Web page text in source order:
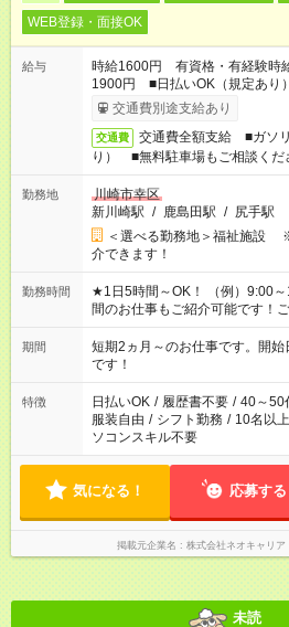
WEB登録・面接OK
給与
時給1600円 有資格・有経験時
1900円 ■日払いOK（規定あり
交通費別途支給あり
交通費
交通費全額支給 ■ガソ
り） ■無料駐車場もご相談くだ
勤務地
川崎市幸区
新川崎駅 / 鹿島田駅 / 尻手駅
＜選べる勤務地＞福祉施設
介できます！
勤務時間
★1日5時間～OK！ （例）9:00
間のお仕事もご紹介可能です！
家庭の都合でお休みが必要な場
※週最低15時間以上の勤務が必
期間
短期2ヵ月～のお仕事です。開
です！
特徴 日払いOK / 履歴書不要 / 40～50
服装自由 / シフト勤務 / 10名以
ソコンスキル不要
気になる！ 応募する
掲載元企業名 株式会社ネオキャリ
未読